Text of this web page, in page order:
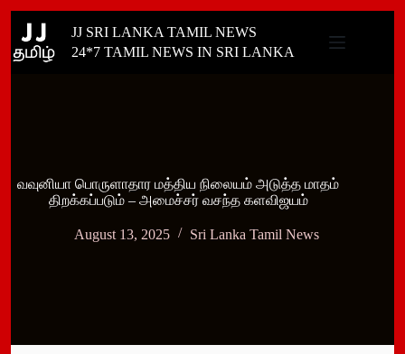
content
JJ SRI LANKA TAMIL NEWS
24*7 TAMIL NEWS IN SRI LANKA
வவுனியா பொருளாதார மத்திய நிலையம் அடுத்த மாதம்
திறக்கப்படும் – அமைச்சர் வசந்த களவிஜயம்
August 13, 2025 Sri Lanka Tamil News